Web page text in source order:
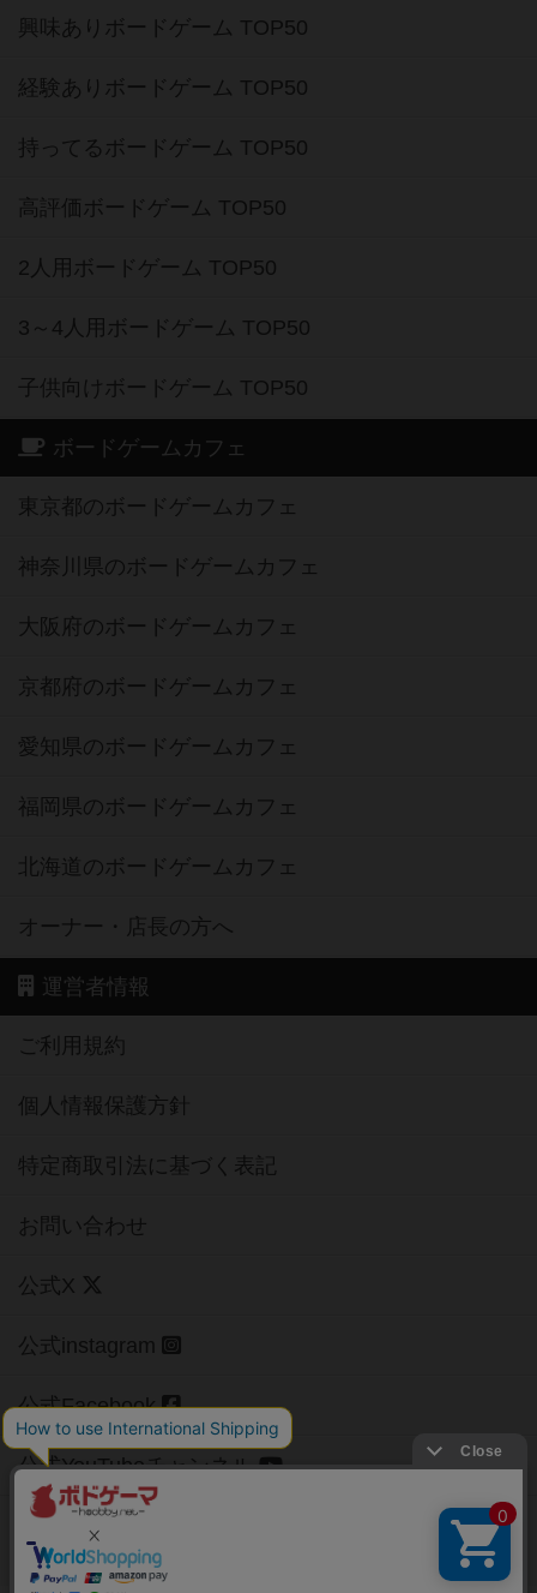
興味ありボードゲーム TOP50
経験ありボードゲーム TOP50
持ってるボードゲーム TOP50
高評価ボードゲーム TOP50
2人用ボードゲーム TOP50
3～4人用ボードゲーム TOP50
子供向けボードゲーム TOP50
ボードゲームカフェ
東京都のボードゲームカフェ
神奈川県のボードゲームカフェ
大阪府のボードゲームカフェ
京都府のボードゲームカフェ
愛知県のボードゲームカフェ
福岡県のボードゲームカフェ
北海道のボードゲームカフェ
オーナー・店長の方へ
運営者情報
ご利用規約
個人情報保護方針
特定商取引法に基づく表記
お問い合わせ
公式X
公式instagram
公式Facebook
公式YouTubeチャンネル